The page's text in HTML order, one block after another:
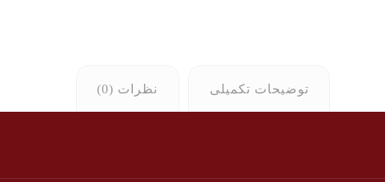
توضیحات تکمیلی نظرات (0)